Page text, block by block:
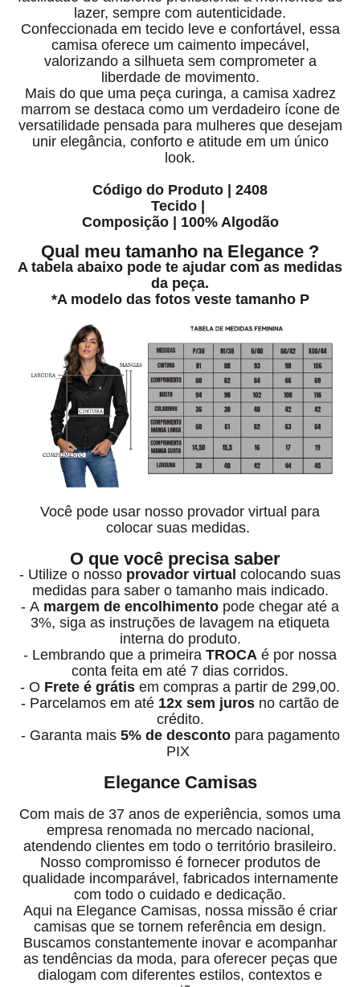
lazer, sempre com autenticidade.
Confeccionada em tecido leve e confortável, essa
camisa oferece um caimento impecável,
valorizando a silhueta sem comprometer a
liberdade de movimento.
Mais do que uma peça curinga, a camisa xadrez
marrom se destaca como um verdadeiro ícone de
versatilidade pensada para mulheres que desejam
unir elegância, conforto e atitude em um único
look.
Código do Produto | 2408
Tecido |
Composição | 100% Algodão
Qual meu tamanho na Elegance ?
A tabela abaixo pode te ajudar com as medidas
da peça.
*A modelo das fotos veste tamanho P
Você pode usar nosso provador virtual para
colocar suas medidas.
O que você precisa saber
- Utilize o nosso provador virtual colocando suas
medidas para saber o tamanho mais indicado.
- A margem de encolhimento pode chegar até a
3%, siga as instruções de lavagem na etiqueta
interna do produto.
- Lembrando que a primeira TROCA é por nossa
conta feita em até 7 dias corridos.
- O Frete é grátis em compras a partir de 299,00.
- Parcelamos em até 12x sem juros no cartão de
crédito.
- Garanta mais 5% de descontopara pagamento
PIX
Elegance Camisas
Com mais de 37 anos de experiência, somos uma
empresa renomada no mercado nacional,
atendendo clientes em todo o território brasileiro.
Nosso compromisso é fornecer produtos de
qualidade incomparável, fabricados internamente
com todo o cuidado e dedicação.
Aqui na Elegance Camisas, nossa missão é criar
camisas que se tornem referência em design.
Buscamos constantemente inovar e acompanhar
as tendências da moda, para oferecer peças que
dialogam com diferentes estilos, contextos e